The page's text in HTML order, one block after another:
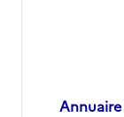
Annuaire